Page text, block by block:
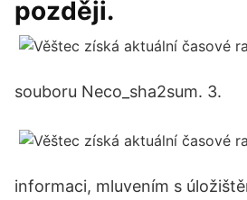
později.
souboru Neco_sha2sum. 3.
informaci, mluvením s